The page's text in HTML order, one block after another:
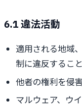
6.1 違法活動
適用される地域
制に違反すること
他者の権利を侵
マルウェア、ウ